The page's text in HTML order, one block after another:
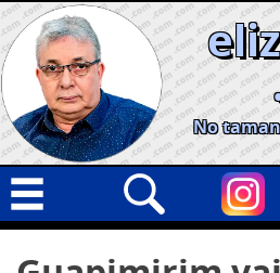
Skip
to
content
No